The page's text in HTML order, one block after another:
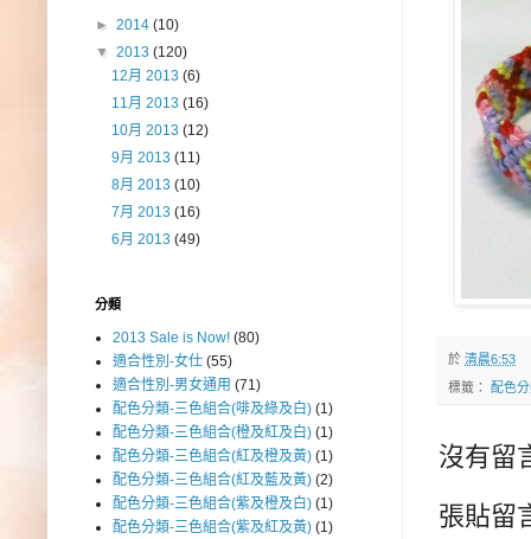
於 清晨6:53
標籤： 配色
沒有留
張貼留
► 2014 (10)
▼ 2013 (120)
12月 2013(6)
11月 2013(16)
10月 2013(12)
9月 2013(11)
8月 2013(10)
7月 2013(16)
6月 2013(49)
分類
2013 Sale is Now! (80)
適合性別-女仕 (55)
適合性別-男女通用 (71)
配色分類-三色組合(啡及綠及白) (1)
配色分類-三色組合(橙及紅及白) (1)
配色分類-三色組合(紅及橙及黃) (1)
配色分類-三色組合(紅及藍及黃) (2)
配色分類-三色組合(紫及橙及白) (1)
配色分類-三色組合(紫及紅及黃) (1)